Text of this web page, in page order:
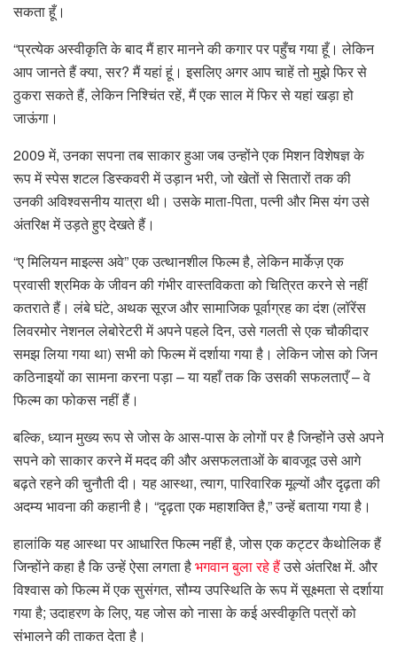
सकता हूँ।
“प्रत्येक अस्वीकृति के बाद मैं हार मानने की कगार पर पहुँच गया हूँ। लेकिन
आप जानते हैं क्या, सर? मैं यहां हूं। इसलिए अगर आप चाहें तो मुझे फिर से
ठुकरा सकते हैं, लेकिन निश्चिंत रहें, मैं एक साल में फिर से यहां खड़ा हो
जाऊंगा।
2009 में, उनका सपना तब साकार हुआ जब उन्होंने एक मिशन विशेषज्ञ के
रूप में स्पेस शटल डिस्कवरी में उड़ान भरी, जो खेतों से सितारों तक की
उनकी अविश्वसनीय यात्रा थी। उसके माता-पिता, पत्नी और मिस यंग उसे
अंतरिक्ष में उड़ते हुए देखते हैं।
“ए मिलियन माइल्स अवे” एक उत्थानशील फिल्म है, लेकिन मार्केज़ एक
प्रवासी श्रमिक के जीवन की गंभीर वास्तविकता को चित्रित करने से नहीं
कतराते हैं। लंबे घंटे, अथक सूरज और सामाजिक पूर्वाग्रह का दंश (लॉरेंस
लिवरमोर नेशनल लेबोरेटरी में अपने पहले दिन, उसे गलती से एक चौकीदार
समझ लिया गया था) सभी को फिल्म में दर्शाया गया है। लेकिन जोस को जिन
कठिनाइयों का सामना करना पड़ा – या यहाँ तक कि उसकी सफलताएँ – वे
फिल्म का फोकस नहीं हैं।
बल्कि, ध्यान मुख्य रूप से जोस के आस-पास के लोगों पर है जिन्होंने उसे अपने
सपने को साकार करने में मदद की और असफलताओं के बावजूद उसे आगे
बढ़ते रहने की चुनौती दी। यह आस्था, त्याग, पारिवारिक मूल्यों और दृढ़ता की
अदम्य भावना की कहानी है। “दृढ़ता एक महाशक्ति है,” उन्हें बताया गया है।
हालांकि यह आस्था पर आधारित फिल्म नहीं है, जोस एक कट्टर कैथोलिक हैं
जिन्होंने कहा है कि उन्हें ऐसा लगता हैभगवान बुला रहे हैंउसे अंतरिक्ष में. और
विश्वास को फिल्म में एक सुसंगत, सौम्य उपस्थिति के रूप में सूक्ष्मता से दर्शाया
गया है; उदाहरण के लिए, यह जोस को नासा के कई अस्वीकृति पत्रों को
संभालने की ताकत देता है।